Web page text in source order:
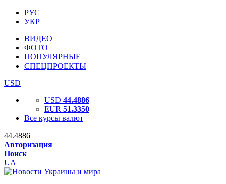
РУС
УКР
ВИДЕО
ФОТО
ПОПУЛЯРНЫЕ
СПЕЦПРОЕКТЫ
USD
USD 44.4886
EUR 51.3350
Все курсы валют
44.4886
Авторизация
Поиск
UA